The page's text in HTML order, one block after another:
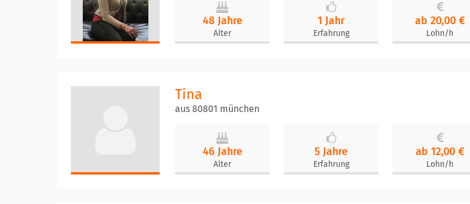
48 Jahre
Alter
1 Jahr
Erfahrung
ab 20,00 €
Lohn/h
Tina
aus 80801 münchen
46 Jahre
Alter
5 Jahre
Erfahrung
ab 12,00 €
Lohn/h